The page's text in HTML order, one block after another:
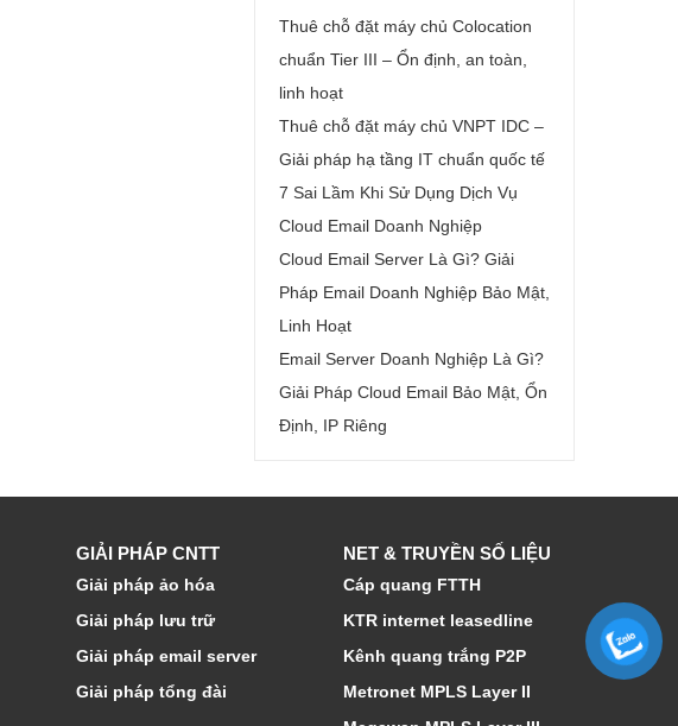
Thuê chỗ đặt máy chủ Colocation
chuẩn Tier III – Ổn định, an toàn,
linh hoạt
Thuê chỗ đặt máy chủ VNPT IDC –
Giải pháp hạ tầng IT chuẩn quốc tế
7 Sai Lầm Khi Sử Dụng Dịch Vụ
Cloud Email Doanh Nghiệp
Cloud Email Server Là Gì? Giải
Pháp Email Doanh Nghiệp Bảo Mật,
Linh Hoạt
Email Server Doanh Nghiệp Là Gì?
Giải Pháp Cloud Email Bảo Mật, Ổn
Định, IP Riêng
GIẢI PHÁP CNTT
Giải pháp ảo hóa
Giải pháp lưu trữ
Giải pháp email server
Giải pháp tổng đài
NET & TRUYỀN SỐ LIỆU
Cáp quang FTTH
KTR internet leasedline
Kênh quang trắng P2P
Metronet MPLS Layer II